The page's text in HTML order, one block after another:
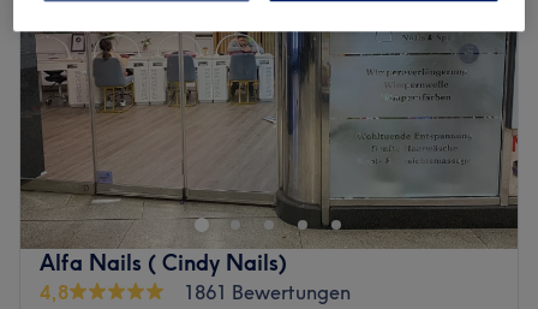
Samstag
10:00–18:00
Sonntag
Geschlossen
Gönn dir einen strahlenden Teint, seidenglatte Haut oder
voluminöse Wimpern für einen betörenden
Augenaufschlag! Unser Tipp: Young Beauty & Kosmetik,
das Beautystudio am Eigelstein 106. Zentral und in der
Nähe des Kölner Hansarings gelegen ist der Salon super
leicht zu erreichen. Wozu also noch lange überlegen?
Überzeug dich selbst und buch noch heute deinen
Alfa Nails ( Cindy Nails)
4,8
1861 Bewertungen